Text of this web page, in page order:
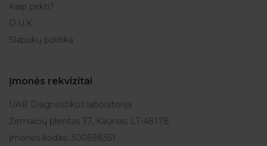
Kaip pirkti?
D.U.K.
Slapukų politika
Įmonės rekvizitai
UAB Diagnostikos laboratorija
Žemaičių plentas 37, Kaunas, LT-48178
Įmonės kodas: 300598351